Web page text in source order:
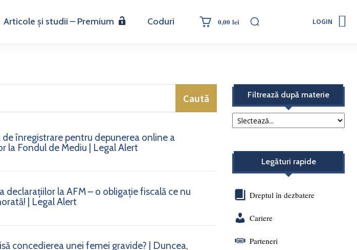
Articole și studii – Premium Coduri 0,00 lei LOGIN
Caută
de înregistrare pentru depunerea online a
la Fondul de Mediu | Legal Alert
declarațiilor la AFM – o obligație fiscală ce nu
| Legal Alert
concedierea unei femei gravide? | Duncea,
Filtrează după materie
Legături rapide
Dreptul în dezbatere
Cariere
Parteneri